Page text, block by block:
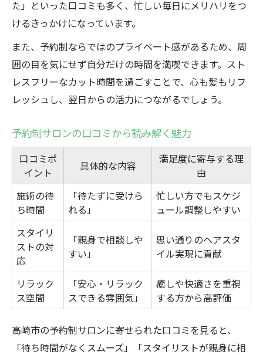
た」といった口コミも多く、忙しい毎日にメリハリをつ
けるきっかけになっています。
また、予約制ならではのプライベート感があるため、周
囲の目を気にせず自分だけの時間を満喫できます。スト
レスフリーなカット時間を過ごすことで、心も髪もリフ
レッシュし、翌日からの活力につながるでしょう。
予約制サロンの口コミから読み解く魅力
口コミポ
イント
具体的な内容
満足度に寄与する理
由
施術の待
ち時間
「待たずに受けら
れる」
忙しい方でもスケジ
ュール調整しやすい
スタイリ
ストの対
応
「親身で相談しや
すい」
思い通りのヘアスタ
イル実現に貢献
リラック
ス空間
「安心・リラック
スできる雰囲気」
癒しや快適さを重視
する方から高評価
高崎市の予約制サロンに寄せられた口コミを見ると、
「待ち時間がなくスムーズ」「スタイリストが親身に相